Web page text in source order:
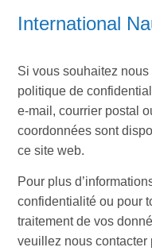
International
Si vous souhaitez
politique de
e-mail, courrier postal
coordonnées sont
ce site web.
Pour plus
confidentialité ou pour
traitement de vos
veuillez nous contacter